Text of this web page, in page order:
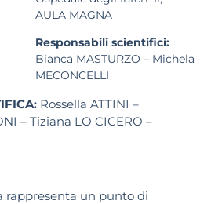
AULA MAGNA
Responsabili scientifici:
Bianca MASTURZO – Michela
MECONCELLI
Rossella ATTINI –
– Tiziana LO CICERO –
rappresenta un punto di